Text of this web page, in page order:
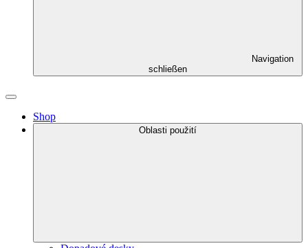
Navigation
schließen
Shop
Oblasti použití